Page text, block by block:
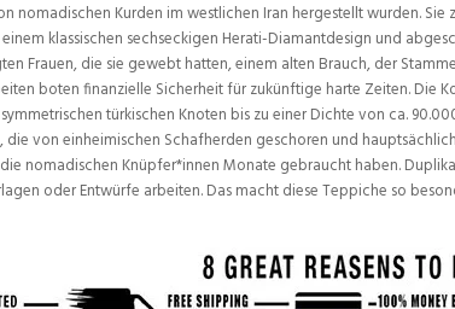
nomadischen Kurden im westlichen Iran hergestellt wurden.
klassischen sechseckigen Herati-Diamantdesign und
Frauen, die sie gewebt hatten, einem alten Brauch, der
boten finanzielle Sicherheit für zukünftige harte Zeiten. Die
türkischen Knoten bis zu einer Dichte von ca.
von einheimischen Schafherden geschoren und
nomadischen Knüpfer*innen Monate gebraucht haben.
oder Entwürfe arbeiten. Das macht diese Teppiche so